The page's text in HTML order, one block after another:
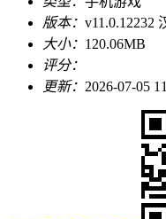
版本： v11.0.12232
大小： 120.06MB
评分：
更新： 2026-07-05